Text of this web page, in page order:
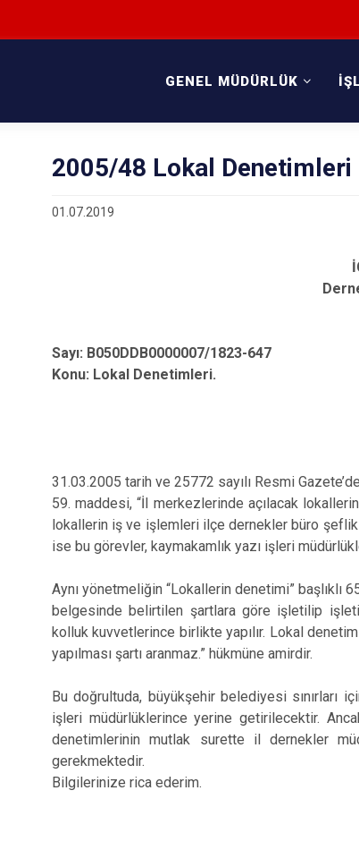
GENEL MÜDÜRLÜK
2005/48 Lokal Denetimleri
01.07.2019
Sayı: B050DDB0000007/1823-647
Konu: Lokal Denetimleri.
31.03.2005 tarih ve 25772 sayılı Resmi
59. maddesi, “İl merkezlerinde açılacak
lokallerin iş ve işlemleri ilçe dernekler büro
ise bu görevler, kaymakamlık yazı işleri
Aynı yönetmeliğin “Lokallerin denetimi” başlıklı
belgesinde belirtilen şartlara göre işletilip
kolluk kuvvetlerince birlikte yapılır. Lokal
yapılması şartı aranmaz.” hükmüne amirdir.
Bu doğrultuda, büyükşehir belediyesi sınırları
işleri müdürlüklerince yerine getirilecektir.
denetimlerinin mutlak surette il dernekler
gerekmektedir.
Bilgilerinize rica ederim.